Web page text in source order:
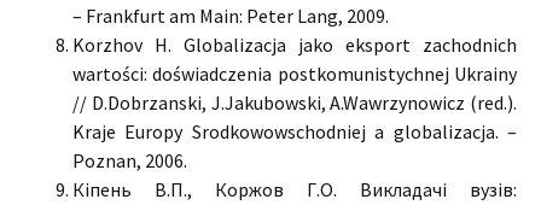
– Frankfurt am Main: Peter Lang, 2009.
Korzhov H. Globalizacja jako eksport zachodnich
wartości: doświadczenia postkomunistychnej Ukrainy
// D.Dobrzanski, J.Jakubowski, A.Wawrzynowicz (red.).
Kraje Europy Srodkowowschodniej a globalizacja. –
Poznan, 2006.
Кіпень В.П., Коржов Г.О. Викладачі вузів: